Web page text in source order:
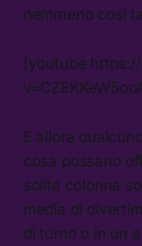
nemmeno così
[youtube
E allora
cosa possano
solita colonna
media di
di turno o in un